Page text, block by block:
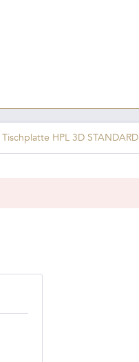
Tischplatte HPL 3D STANDARD